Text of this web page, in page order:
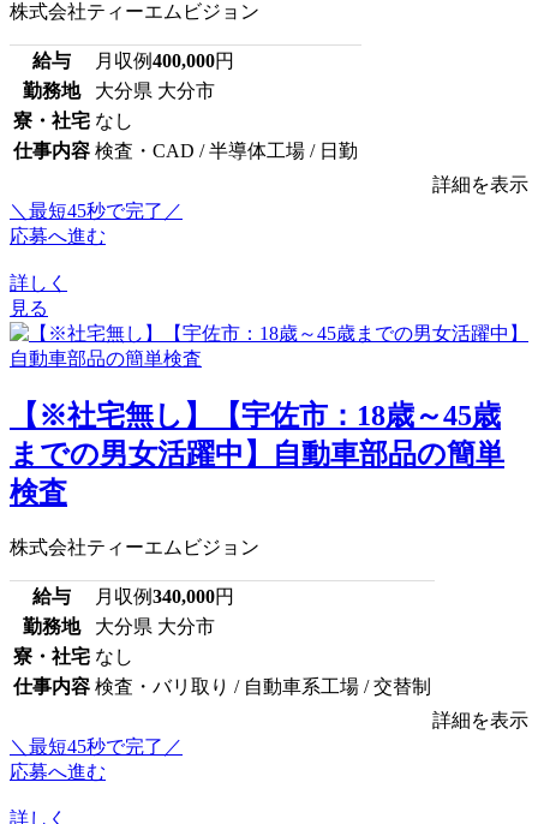
株式会社ティーエムビジョン
給与 月収例400,000円
勤務地
大分県 大分市
寮・社宅 なし
仕事内容 検査・CAD / 半導体工場 / 日勤
詳細を表示
＼最短45秒で完了／
応募へ進む
詳しく
見る
【※社宅無し】【宇佐市：18歳～45歳
までの男女活躍中】自動車部品の簡単
検査
株式会社ティーエムビジョン
給与 月収例340,000円
勤務地
大分県 大分市
寮・社宅 なし
仕事内容 検査・バリ取り / 自動車系工場 / 交替制
詳細を表示
＼最短45秒で完了／
応募へ進む
詳しく